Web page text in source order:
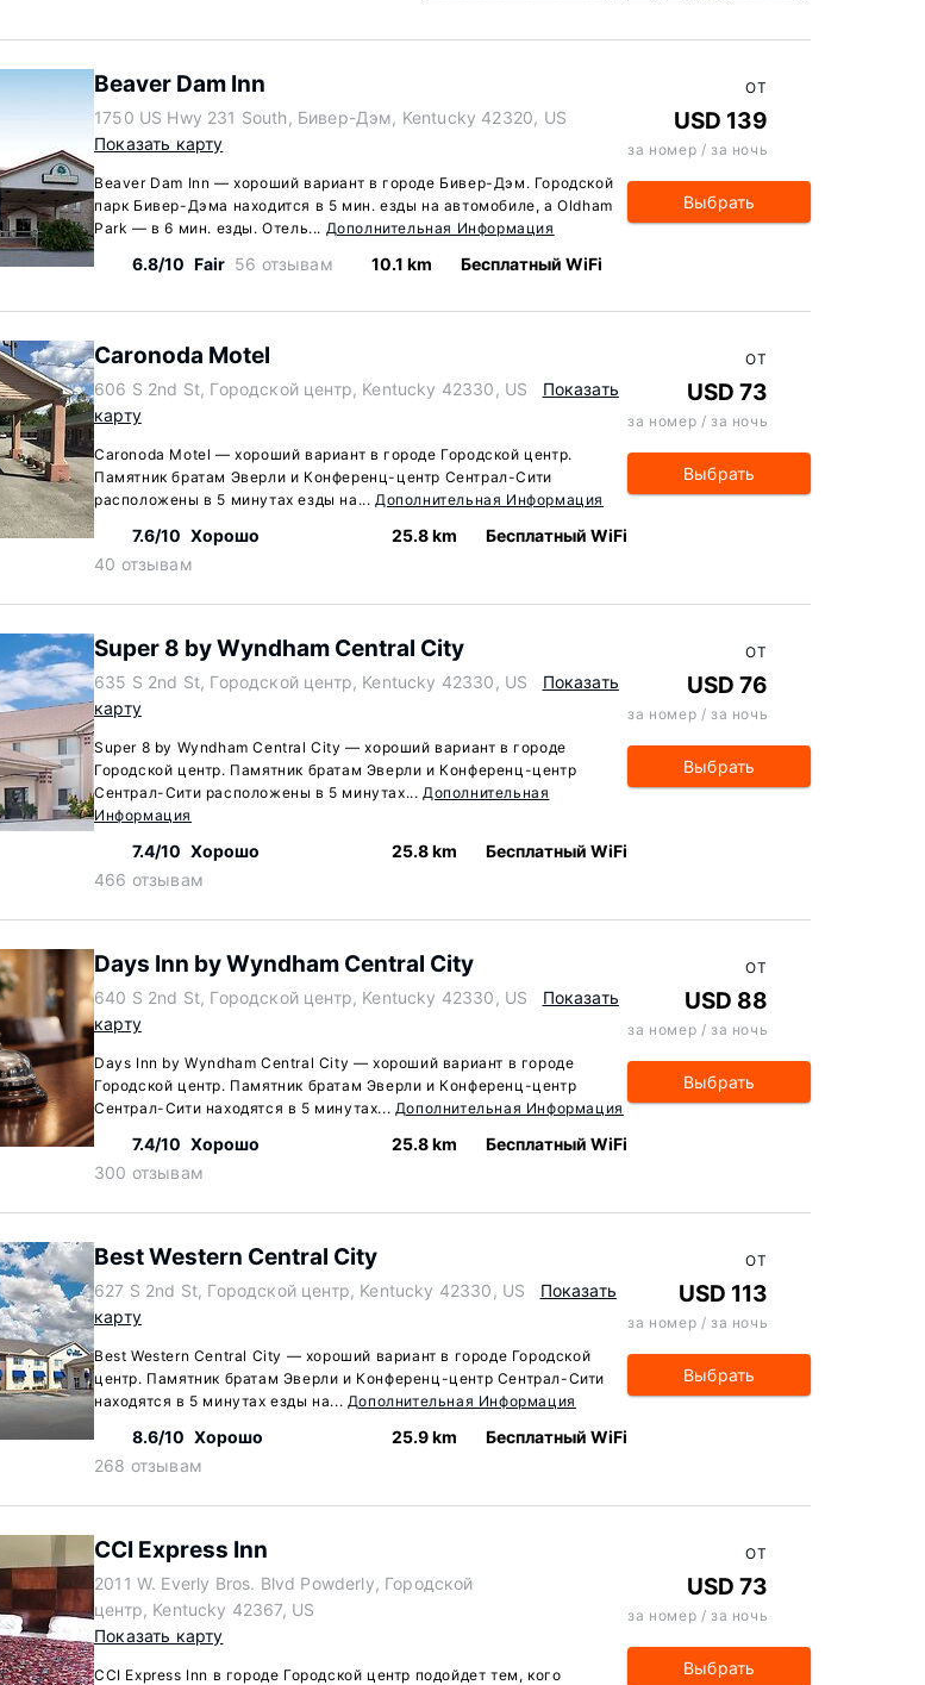
Beaver Dam Inn
1750 US Hwy 231 South, Бивер-Дэм, Kentucky 42320, US
Показать карту
Beaver Dam Inn — хороший вариант в городе Бивер-Дэм. Городской
парк Бивер-Дэма находится в 5 мин. езды на автомобиле, а Oldham
Park — в 6 мин. езды. Отель... Дополнительная Информация
6.8/10 Fair 56 отзывам 10.1 km Бесплатный WiFi
ОТ
USD 139
за номер / за ночь
Выбрать
Caronoda Motel
606 S 2nd St, Городской центр, Kentucky 42330, US
Показать
карту
Caronoda Motel — хороший вариант в городе Городской центр.
Памятник братам Эверли и Конференц-центр Сентрал-Сити
расположены в 5 минутах езды на...Дополнительная Информация
7.6/10 Хорошо
40 отзывам
25.8 km Бесплатный WiFi
ОТ
USD 73
за номер / за ночь
Выбрать
Super 8 by Wyndham Central City
635 S 2nd St, Городской центр, Kentucky 42330, US
Показать
карту
Super 8 by Wyndham Central City — хороший вариант в городе
Городской центр. Памятник братам Эверли и Конференц-центр
Сентрал-Сити расположены в 5 минутах...Дополнительная
Информация
7.4/10 Хорошо
466 отзывам
25.8 km Бесплатный WiFi
ОТ
USD 76
за номер / за ночь
Выбрать
Days Inn by Wyndham Central City
640 S 2nd St, Городской центр, Kentucky 42330, US
Показать
карту
Days Inn by Wyndham Central City — хороший вариант в городе
Городской центр. Памятник братам Эверли и Конференц-центр
Сентрал-Сити находятся в 5 минутах... Дополнительная Информация
7.4/10 Хорошо
300 отзывам
25.8 km Бесплатный WiFi
ОТ
USD 88
за номер / за ночь
Выбрать
Best Western Central City
627 S 2nd St, Городской центр, Kentucky 42330, US
Показать
карту
Best Western Central City — хороший вариант в городе Городской
центр. Памятник братам Эверли и Конференц-центр Сентрал-Сити
находятся в 5 минутах езды на... Дополнительная Информация
8.6/10 Хорошо
268 отзывам
25.9 km Бесплатный WiFi
ОТ
USD 113
за номер / за ночь
Выбрать
CCI Express Inn
2011 W. Everly Bros. Blvd Powderly, Городской
центр, Kentucky 42367, US
Показать карту
CCI Express Inn в городе Городской центр подойдет тем, кого
ОТ
USD 73
за номер / за ночь
Выбрать